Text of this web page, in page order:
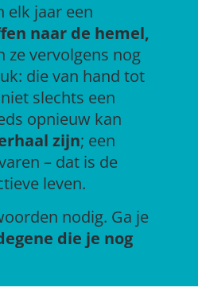
elk jaar een
naar de hemel,
ze vervolgens nog
die van hand tot
slechts een
opnieuw kan
zijn; een
– dat is de
leven.
nodig. Ga je
die je nog